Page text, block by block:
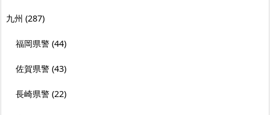
九州 (287)
福岡県警 (44)
佐賀県警 (43)
長崎県警 (22)